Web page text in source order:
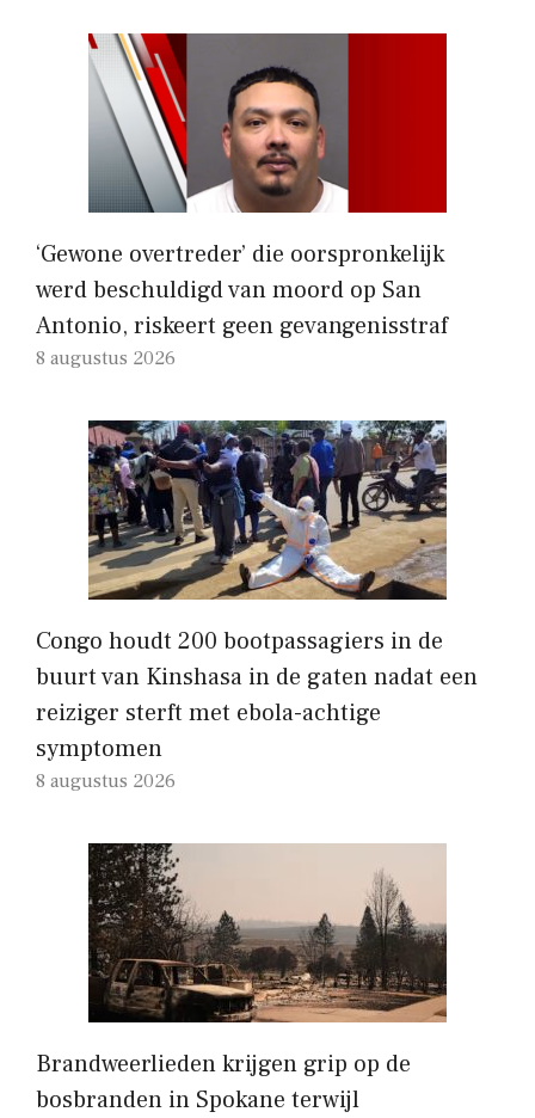
‘Gewone overtreder’ die oorspronkelijk
werd beschuldigd van moord op San
Antonio, riskeert geen gevangenisstraf
8 augustus 2026
Congo houdt 200 bootpassagiers in de
buurt van Kinshasa in de gaten nadat een
reiziger sterft met ebola-achtige
symptomen
8 augustus 2026
Brandweerlieden krijgen grip op de
bosbranden in Spokane terwijl